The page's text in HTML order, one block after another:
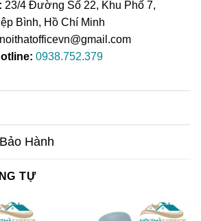
23/4 Đường Số 22, Khu Phố 7,
Bình, Hồ Chí Minh
noithatofficevn@gmail.com
0938.752.379
Hành
TỰ